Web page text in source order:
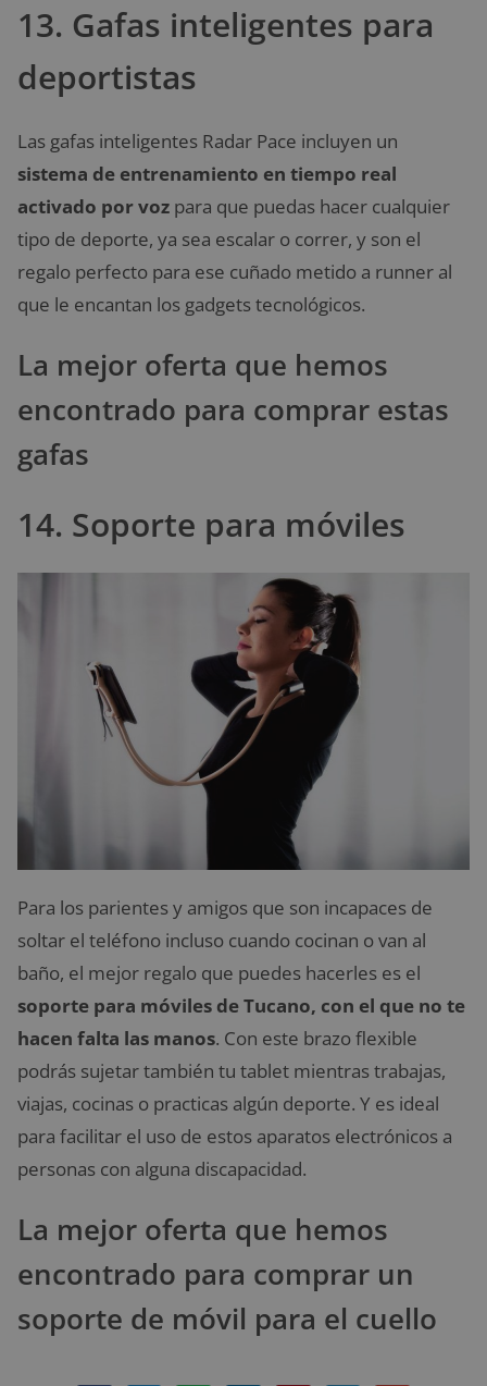
13. Gafas inteligentes para
deportistas
Las gafas inteligentes Radar Pace incluyen un
sistema de entrenamiento en tiempo real
activado por voz para que puedas hacer cualquier
tipo de deporte, ya sea escalar o correr, y son el
regalo perfecto para ese cuñado metido a runner al
que le encantan los gadgets tecnológicos.
La mejor oferta que hemos
encontrado para comprar estas
gafas
14. Soporte para móviles
Para los parientes y amigos que son incapaces de
soltar el teléfono incluso cuando cocinan o van al
baño, el mejor regalo que puedes hacerles es el
soporte para móviles de Tucano, con el que no te
hacen falta las manos. Con este brazo flexible
podrás sujetar también tu tablet mientras trabajas,
viajas, cocinas o practicas algún deporte. Y es ideal
para facilitar el uso de estos aparatos electrónicos a
personas con alguna discapacidad.
La mejor oferta que hemos
encontrado para comprar un
soporte de móvil para el cuello